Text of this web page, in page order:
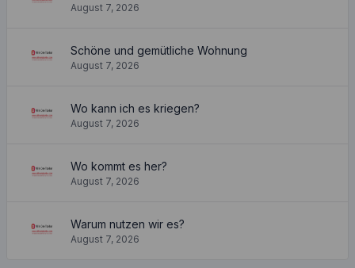
August 7, 2026
Schöne und gemütliche Wohnung
August 7, 2026
Wo kann ich es kriegen?
August 7, 2026
Wo kommt es her?
August 7, 2026
Warum nutzen wir es?
August 7, 2026